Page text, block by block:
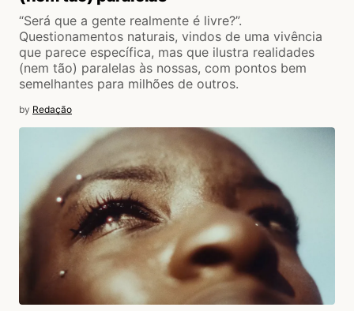
“Será que a gente realmente é livre?”.
Questionamentos naturais, vindos de uma vivência
que parece específica, mas que ilustra realidades
(nem tão) paralelas às nossas, com pontos bem
semelhantes para milhões de outros.
by Redação